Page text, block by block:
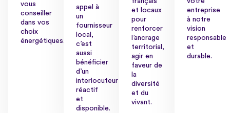
vous
conseiller
dans vos
choix
énergétiques.
appel à
un
fournisseur
local,
c’est
aussi
bénéficier
d’un
interlocuteur
réactif
et
disponible.
et locaux
pour
renforcer
l’ancrage
territorial,
agir en
faveur de
la
diversité
et du
vivant.
entreprise
à notre
vision
responsable
et
durable.